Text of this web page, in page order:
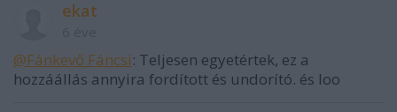
ekat
@Fánkevő Fáncsi: Teljesen egyetértek, ez a
hozzáállás annyira fordított és undorító. és loo